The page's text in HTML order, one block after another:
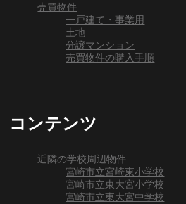
売買物件
一戸建て・事業用
土地
分譲マンション
売買物件の購入手順
コンテンツ
近隣の学校周辺物件
宮崎市立宮崎東小学校
宮崎市立東大宮小学校
宮崎市立東大宮中学校